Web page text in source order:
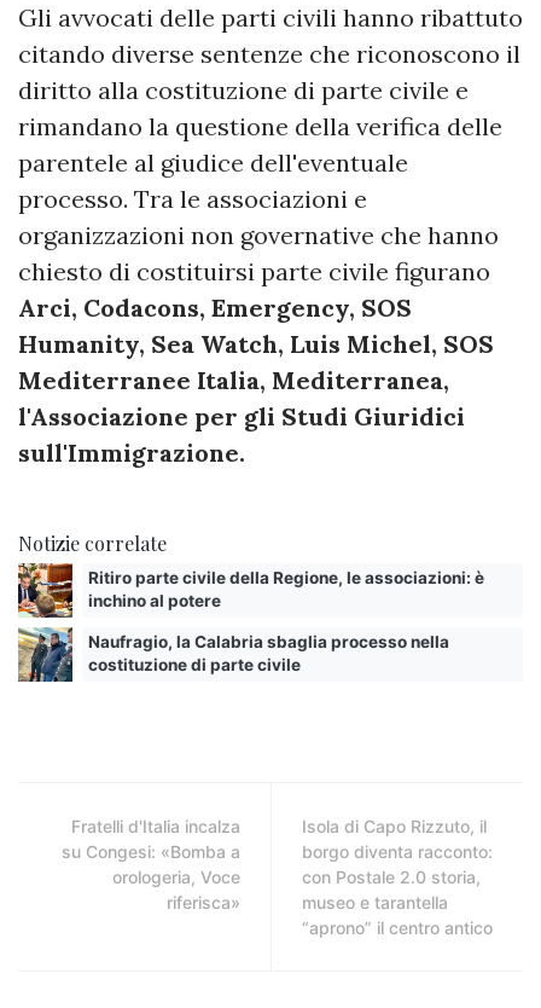
Gli avvocati delle parti civili hanno ribattuto
citando diverse sentenze che riconoscono il
diritto alla costituzione di parte civile e
rimandano la questione della verifica delle
parentele al giudice dell'eventuale
processo. Tra le associazioni e
organizzazioni non governative che hanno
chiesto di costituirsi parte civile figurano
Arci, Codacons, Emergency, SOS
Humanity, Sea Watch, Luis Michel, SOS
Mediterranee Italia, Mediterranea,
l'Associazione per gli Studi Giuridici
sull'Immigrazione.
Notizie correlate
Ritiro parte civile della Regione, le associazioni: è
inchino al potere
Naufragio, la Calabria sbaglia processo nella
costituzione di parte civile
Fratelli d'Italia incalza
su Congesi: «Bomba a
orologeria, Voce
riferisca»
Isola di Capo Rizzuto, il
borgo diventa racconto:
con Postale 2.0 storia,
museo e tarantella
“aprono” il centro antico